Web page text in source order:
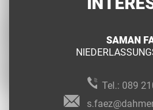
SAMAN
Tel.: 089